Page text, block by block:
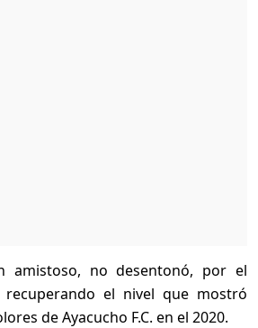
amistoso, no desentonó, por el
el nivel que mostró
de Ayacucho F.C. en el 2020.